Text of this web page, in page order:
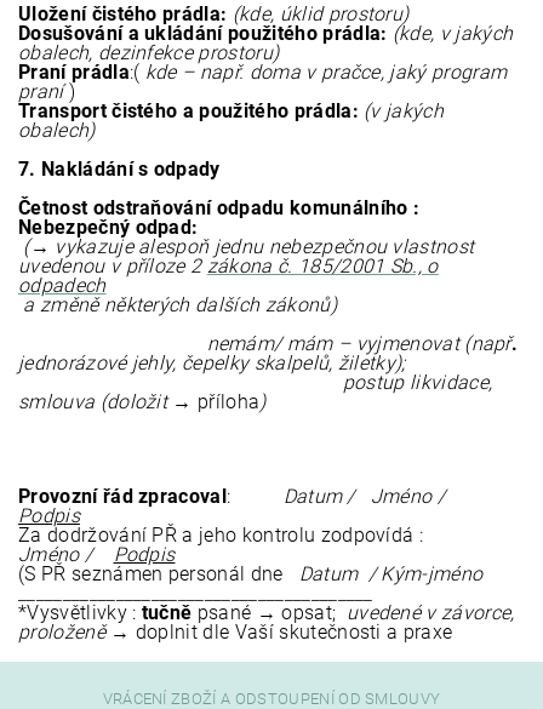
Uložení čistého prádla: (kde, úklid prostoru)
Dosušování a ukládání použitého prádla: (kde, v jakých
obalech, dezinfekce prostoru)
Praní prádla:( kde – např. doma v pračce, jaký program
praní)
Transport čistého a použitého prádla: (v jakých
obalech)
7. Nakládání s odpady
Četnost odstraňování odpadu komunálního :
Nebezpečný odpad:
(→ vykazuje alespoň jednu nebezpečnou vlastnost
uvedenou v příloze 2 zákona č. 185/2001 Sb., o
odpadech
a změně některých dalších zákonů)
nemám/ mám – vyjmenovat (např.
jednorázové jehly, čepelky skalpelů, žiletky);
postup likvidace,
smlouva (doložit → příloha)
Provozní řád zpracoval:
Datum / Jméno /
Podpis
Za dodržování PŘ a jeho kontrolu zodpovídá :
Jméno / Podpis
(S PŘ seznámen personál dne Datum / Kým-jméno
________________________________________
*Vysvětlivky : tučně psané → opsat; uvedené v závorce,
proloženě→ doplnit dle Vaší skutečnosti a praxe
VRÁCENÍ ZBOŽÍ A ODSTOUPENÍ OD SMLOUVY